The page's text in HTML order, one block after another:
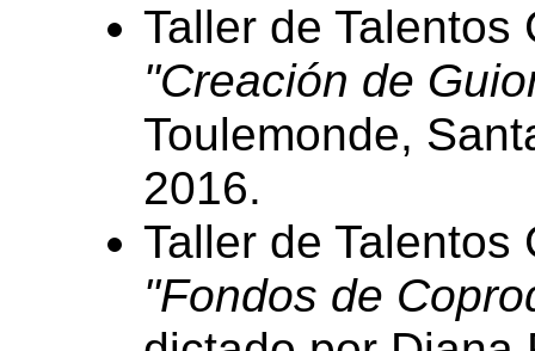
Taller de Talentos
"Creación de
Toulemonde,
2016.
Taller de Talentos
"Fondos de